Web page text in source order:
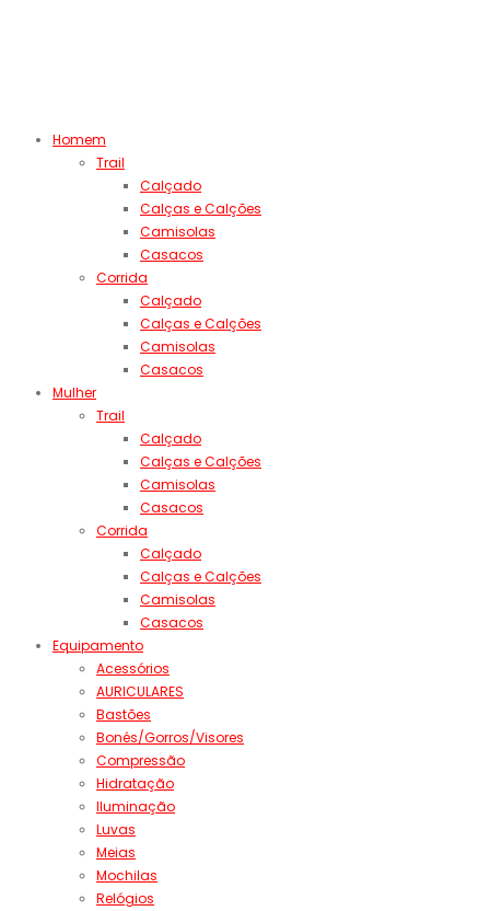
Homem
Trail
Calçado
Calças e Calções
Camisolas
Casacos
Corrida
Calçado
Calças e Calções
Camisolas
Casacos
Mulher
Trail
Calçado
Calças e Calções
Camisolas
Casacos
Corrida
Calçado
Calças e Calções
Camisolas
Casacos
Equipamento
Acessórios
AURICULARES
Bastões
Bonés/Gorros/Visores
Compressão
Hidratação
Iluminação
Luvas
Meias
Mochilas
Relógios